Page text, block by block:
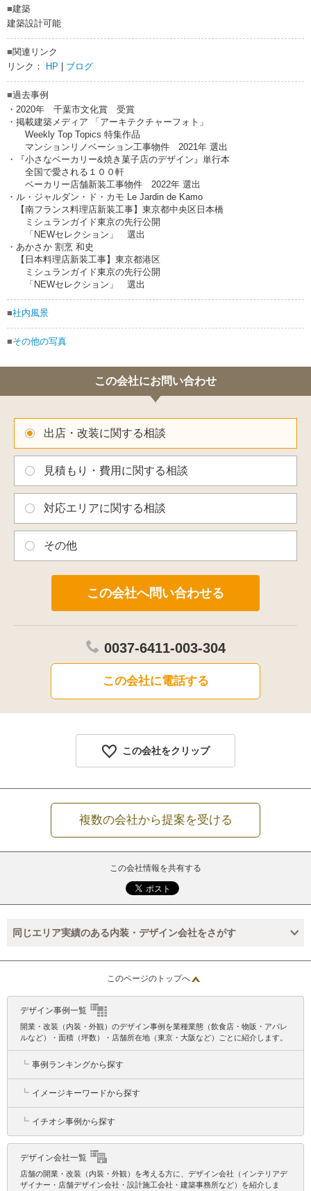
■建築
建築設計可能
■関連リンク
リンク：
HP ブログ
■過去事例
・2020年 千葉市文化賞 受賞
・掲載建築メディア 「アーキテクチャーフォト」
Weekly Top Topics 特集作品
マンションリノベーション工事物件 2021年 選出
・『小さなベーカリー&焼き菓子店のデザイン』単行本
全国で愛される１００軒
ベーカリー店舗新装工事物件 2022年 選出
・ル・ジャルダン・ド・カモ Le Jardin de Kamo
【南フランス料理店新装工事】東京都中央区日本橋
ミシュランガイド東京の先行公開
「NEWセレクション」 選出
・あかさか 割烹 和史
【日本料理店新装工事】東京都港区
ミシュランガイド東京の先行公開
「NEWセレクション」 選出
■社内風景
■その他の写真
この会社にお問い合わせ
出店・改装に関する相談
見積もり・費用に関する相談
対応エリアに関する相談
その他
0037-6411-003-304
この会社に電話する
この会社をクリップ
複数の会社から提案を受ける
この会社情報を共有する
同じエリア実績のある内装・デザイン会社をさがす
このページのトップへ
デザイン事例一覧
開業・改装（内装・外観）のデザイン事例を業種業態（飲食店・物販・アパレ
ルなど）・面積（坪数）・店舗所在地（東京・大阪など）ごとに紹介します。
┗ 事例ランキングから探す
┗ イメージキーワードから探す
┗ イチオシ事例から探す
デザイン会社一覧
店舗の開業・改装（内装・外観）を考える方に、デザイン会社（インテリアデ
ザイナー・店舗デザイン会社・設計施工会社・建築事務所など）を紹介しま